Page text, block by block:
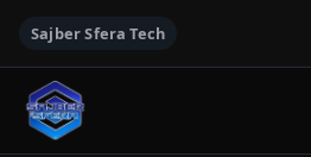
Sajber Sfera Tech